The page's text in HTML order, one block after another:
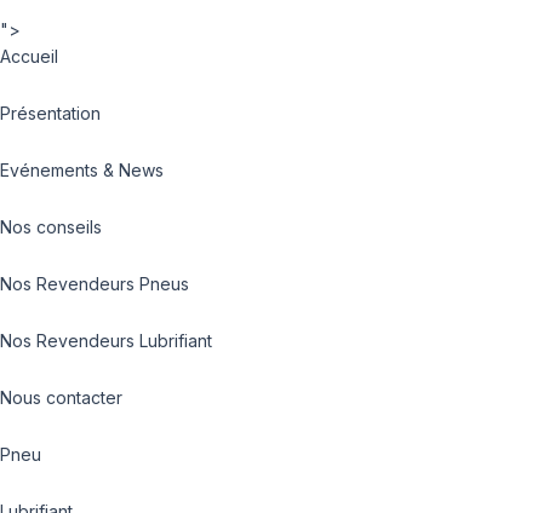
">
Accueil
Présentation
Evénements & News
Nos conseils
Nos Revendeurs Pneus
Nos Revendeurs Lubrifiant
Nous contacter
Pneu